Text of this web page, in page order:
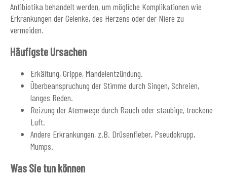
Antibiotika behandelt werden, um mögliche Komplikationen wie
Erkrankungen der Gelenke, des Herzens oder der Niere zu
vermeiden.
Häufigste Ursachen
Erkältung, Grippe, Mandelentzündung.
Überbeanspruchung der Stimme durch Singen, Schreien,
langes Reden.
Reizung der Atemwege durch Rauch oder staubige, trockene
Luft.
Andere Erkrankungen, z.B. Drüsenfieber, Pseudokrupp,
Mumps.
Was Sie tun können